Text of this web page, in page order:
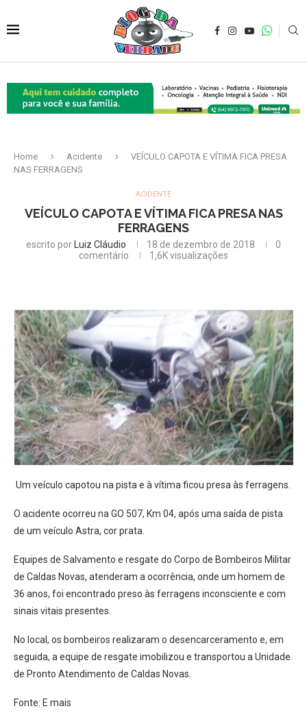
Home Acidente
VEÍCULO CAPOTA E VÍTIMA FICA PRESA
NAS FERRAGENS
ACIDENTE
VEÍCULO CAPOTA E VÍTIMA FICA PRESA NAS
FERRAGENS
escrito por Luiz Cláudio 18 de dezembro de 2018
0
comentário
1,6Kvisualizações
Um veículo capotou na pista e à vítima ficou presa às ferragens.
O acidente ocorreu na GO 507, Km 04, após uma saída de pista
de um veículo Astra, cor prata.
Equipes de Salvamento e resgate do Corpo de Bombeiros Militar
de Caldas Novas, atenderam a ocorrência, onde um homem de
36 anos, foi encontrado preso às ferragens inconsciente e com
sinais vitais presentes.
No local, os bombeiros realizaram o desencarceramento e, em
seguida, a equipe de resgate imobilizou e transportou a Unidade
de Pronto Atendimento de Caldas Novas.
Fonte: E mais